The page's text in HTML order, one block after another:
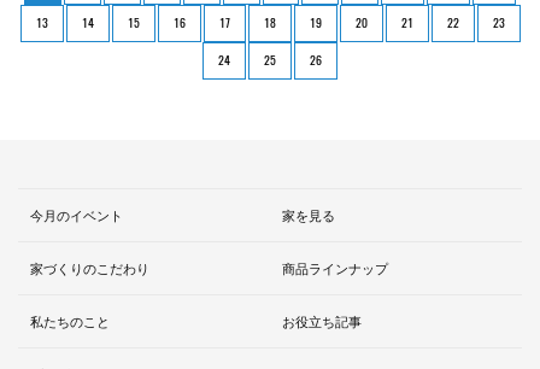
13 14 15 16 17 18 19 20 21 22 23
24 25 26
今月のイベント 家を見る
家づくりのこだわり 商品ラインナップ
私たちのこと お役立ち記事